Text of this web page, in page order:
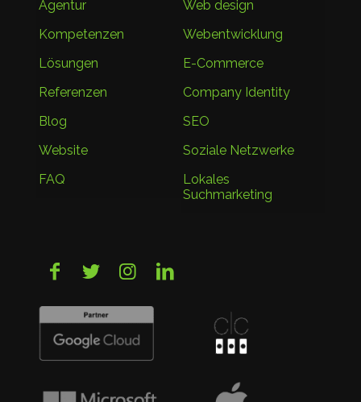
Agentur
Kompetenzen
Lösungen
Referenzen
Blog
Website
FAQ
Web design
Webentwicklung
E-Commerce
Company Identity
SEO
Soziale Netzwerke
Lokales
Suchmarketing